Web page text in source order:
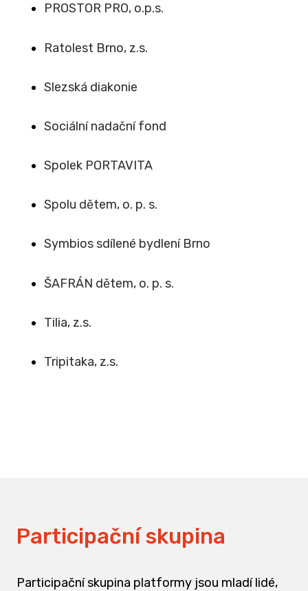
PROSTOR PRO, o.p.s.
Ratolest Brno, z.s.
Slezská diakonie
Sociální nadační fond
Spolek PORTAVITA
Spolu dětem, o. p. s.
Symbios sdílené bydlení Brno
ŠAFRÁN dětem, o. p. s.
Tilia, z.s.
Tripitaka, z.s.
Participační skupina
Participační skupina platformy jsou mladí lidé,